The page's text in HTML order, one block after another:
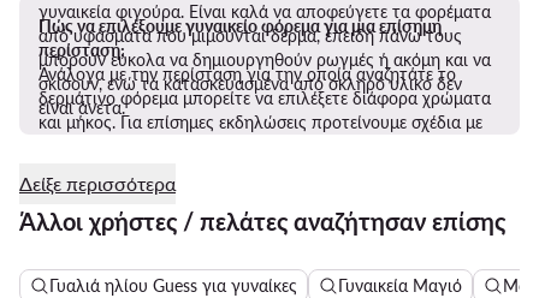
γυναικεία φιγούρα. Είναι καλά να αποφεύγετε τα φορέματα
από υφάσματα που μιμούνται δέρμα, επειδή πάνω τους
μπορούν εύκολα να δημιουργηθούν ρωγμές ή ακόμη και να
σκίσουν, ενώ τα κατασκευασμένα από σκληρό υλικό δεν
είναι άνετα.
Πώς να επιλέξουμε γυναικείο φόρεμα για μια επίσημη
περίσταση;
Ανάλογα με την περίσταση για την οποία αναζητάτε το
δερμάτινο φόρεμα μπορείτε να επιλέξετε διάφορα χρώματα
και μήκος. Για επίσημες εκδηλώσεις προτείνουμε σχέδια με
Δείξε περισσότερα
Άλλοι χρήστες / πελάτες αναζήτησαν επίσης
Γυαλιά ηλίου Guess για γυναίκες Γυναικεία Μαγιό